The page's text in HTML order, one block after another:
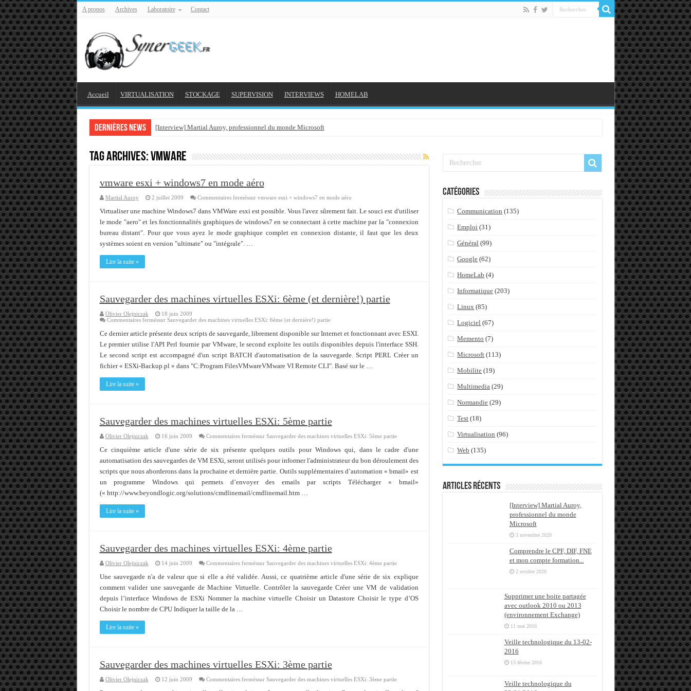
A propos Archives Laboratoire Contact
Accueil VIRTUALISATION STOCKAGE SUPERVISION INTERVIEWS HOMELAB
Dernières news [Interview] Martial Auroy, professionnel du monde Microsoft
Supprimer une boite partagée avec outlook 2010 ou 2013 (environnement Exchange)
Veille technologique du 17-01-2016
Bonne année 2016 et rétro 2015
Memento - Centos revenir en arrière après un yum update
Tag Archives:vmware
vmware esxi + windows7 en mode aéro
Martial Auroy 2 juillet 2009 Commentaires ferméssur vmware esxi + windows7 en mode aéro
Virtualiser une machine Windows7 dans VMWare esxi est possible. Vous l'avez sûrement fait. Le souci est d'utiliser
le mode "aero" et les fonctionnalités graphiques de windows7 en se connectant à cette machine par la "connexion
bureau distant". Pour que vous ayez le mode graphique complet en connexion distante, il faut que les deux
systèmes soient en version "ultimate" ou "intégrale". …
Lire la suite »
Sauvegarder des machines virtuelles ESXi: 6ème (et dernière!) partie
Olivier Olejniczak
18 juin 2009
Commentaires ferméssur Sauvegarder des machines virtuelles ESXi: 6ème (et dernière!) partie
Ce dernier article présente deux scripts de sauvegarde, librement disponible sur Internet et fonctionnant avec ESXI.
Le premier utilise l'API Perl fournie par VMware, le second exploite les outils disponibles depuis l'interface SSH.
Le second script est accompagné d'un script BATCH d'automatisation de la sauvegarde. Script PERL Créer un
fichier « ESXi-Backup.pl » dans "C:Program FilesVMwareVMware VI Remote CLI". Basé sur le …
Lire la suite »
Sauvegarder des machines virtuelles ESXi: 5ème partie
Olivier Olejniczak 16 juin 2009 Commentaires ferméssur Sauvegarder des machines virtuelles ESXi: 5ème partie
Ce cinquième article d'une série de six présente quelques outils pour Windows qui, dans le cadre d'une
automatisation des sauvegardes de VM ESXi, seront utilisés pour informer l'administrateur du bon déroulement des
scripts que nous aborderons dans la prochaine et dernière partie. Outils supplémentaires d’automation « bmail» est
un programme Windows qui permets d’envoyer des emails par scripts Télécharger « bmail»
(« http://www.beyondlogic.org/solutions/cmdlinemail/cmdlinemail.htm …
Lire la suite »
Sauvegarder des machines virtuelles ESXi: 4ème partie
Olivier Olejniczak 14 juin 2009 Commentaires ferméssur Sauvegarder des machines virtuelles ESXi: 4ème partie
Une sauvegarde n'a de valeur que si elle a été validée. Aussi, ce quatrième article d'une série de six explique
comment valider une sauvegarde de Machine Virtuelle. Contrôler la sauvegarde Créer une VM de validation
depuis l’interface Windows de ESXi Nommer la machine virtuelle Choisir un Datastore Choisir le type d’OS
Choisir le nombre de CPU Indiquer la taille de la …
Lire la suite »
Sauvegarder des machines virtuelles ESXi: 3ème partie
Olivier Olejniczak 12 juin 2009 Commentaires ferméssur Sauvegarder des machines virtuelles ESXi: 3ème partie
Catégories
Communication (135)
Emploi (31)
Général (99)
Google (62)
HomeLab (4)
Informatique (203)
Linux (85)
Logiciel (67)
Memento (7)
Microsoft (113)
Mobilite (19)
Multimedia (29)
Normandie (29)
Test (18)
Virtualisation (96)
Web (135)
Articles récents
[Interview] Martial Auroy,
professionnel du monde
Microsoft
3 novembre 2020
Comprendre le CPF, DIF, FNE
et mon compte formation...
2 octobre 2020
Supprimer une boite partagée
avec outlook 2010 ou 2013
(environnement Exchange)
11 mai 2016
Veille technologique du 13-02-
2016
13 février 2016
Veille technologique du